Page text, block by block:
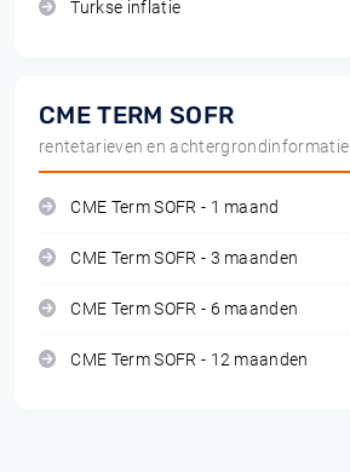
Turkse inflatie
CME TERM SOFR
rentetarieven en achtergrondinformatie
CME Term SOFR - 1 maand
CME Term SOFR - 3 maanden
CME Term SOFR - 6 maanden
CME Term SOFR - 12 maanden